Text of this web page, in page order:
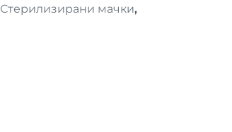
Стерилизирани мачки,